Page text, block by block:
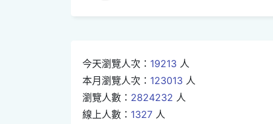
今天瀏覽人次： 19213 人
本月瀏覽人次： 123013 人
瀏覽人數： 2824232 人
線上人數： 1327 人